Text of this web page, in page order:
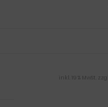
inkl. 19 % MwSt. zzgl.